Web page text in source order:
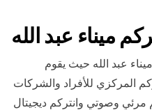
ميناء عبد الله
عبد الله حيث يقوم
المركزي للأفراد والشركات
مرئي وصوتي وانتركم ديجيتال